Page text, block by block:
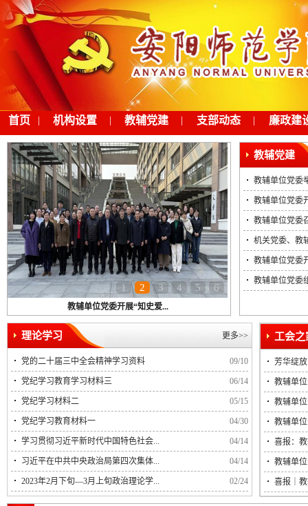
首页 | 机构设置 | 教辅党建 | 支部动态 | 廉政建
1 2 3 4 5 6
教辅单位党委开展“知史爱...
教辅党建
教辅单位党委
教辅单位党委
教辅单位党委
机关党委、教
教辅单位党委
教辅单位党委
更多>>
理论学习
09/10
党的二十届三中全会精神学习资料
06/14
党纪学习教育学习材料三
05/15
党纪学习材料二
04/30
党纪学习教育材料一
04/14
学习贯彻习近平新时代中国特色社会...
04/14
习近平在中共中央政治局第四次集体...
02/24
2023年2月下旬—3月上旬政治理论学...
芳华绽
教辅单
教辅单
教辅单
喜报：
教辅单
喜报｜